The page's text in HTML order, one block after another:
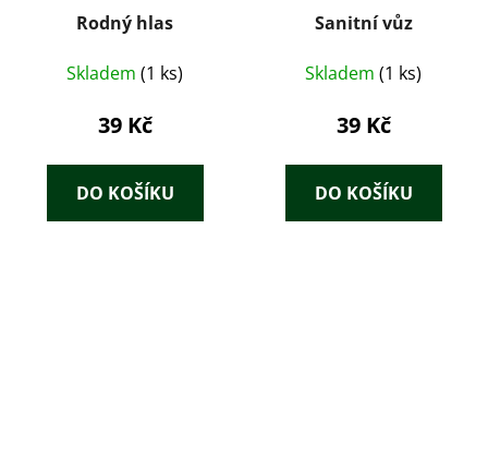
Rodný hlas
Skladem (1 ks)
39 Kč
DO KOŠÍKU
Sanitní vůz
Skladem (1 ks)
39 Kč
DO KOŠÍKU